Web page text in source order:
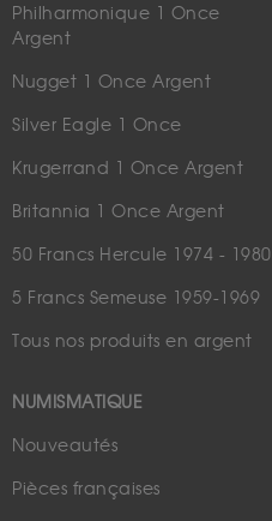
Philharmonique 1 Once
Argent
Nugget 1 Once Argent
Silver Eagle 1 Once
Krugerrand 1 Once Argent
Britannia 1 Once Argent
50 Francs Hercule 1974 - 1980
5 Francs Semeuse 1959-1969
Tous nos produits en argent
NUMISMATIQUE
Nouveautés
Pièces françaises